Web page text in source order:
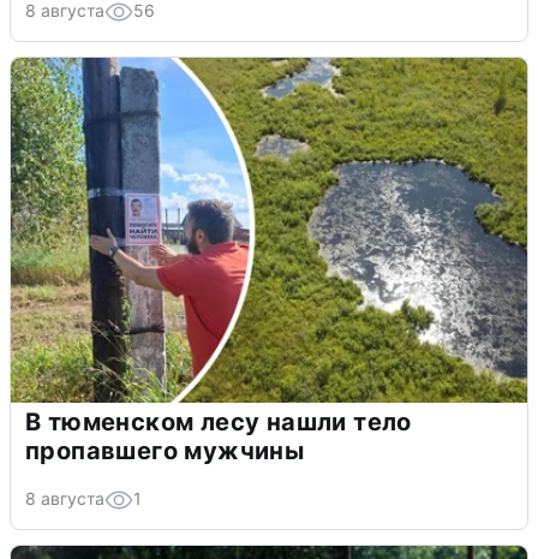
8 августа 56
В тюменском лесу нашли тело
пропавшего мужчины
8 августа 1